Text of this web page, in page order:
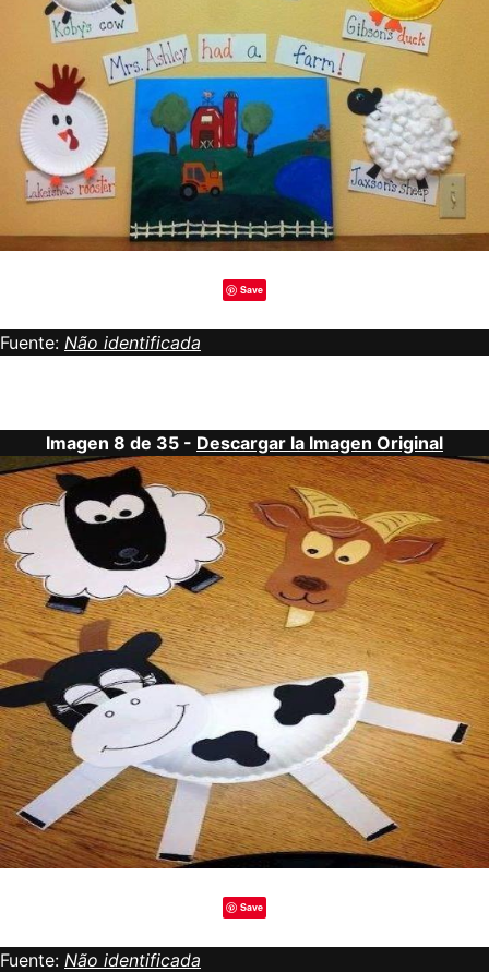
Save
Fuente: Não identificada
Imagen 8 de 35 - Descargar la Imagen Original
Save
Fuente: Não identificada